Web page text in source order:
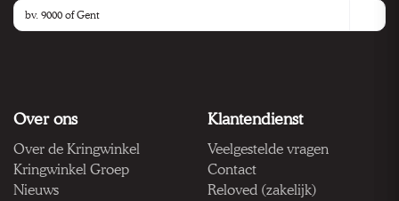
Over ons
Over de Kringwinkel
Kringwinkel Groep
Nieuws
Klantendienst
Veelgestelde vragen
Contact
Reloved (zakelijk)